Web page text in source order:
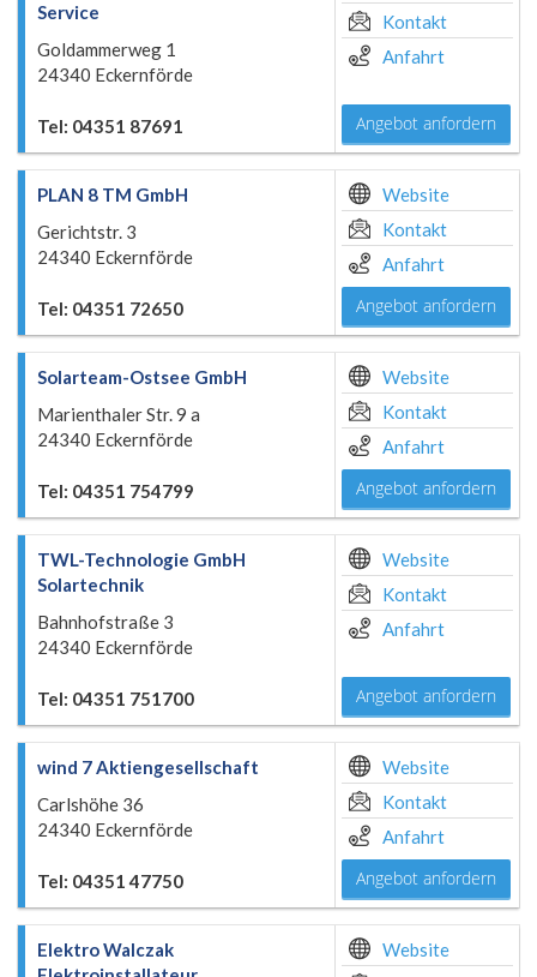
Service
Goldammerweg 1
24340 Eckernförde
Tel: 04351 87691
Kontakt
Anfahrt
Angebot anfordern
PLAN 8 TM GmbH
Gerichtstr. 3
24340 Eckernförde
Tel: 04351 72650
Website
Kontakt
Anfahrt
Angebot anfordern
Solarteam-Ostsee GmbH
Marienthaler Str. 9 a
24340 Eckernförde
Tel: 04351 754799
Website
Kontakt
Anfahrt
Angebot anfordern
TWL-Technologie GmbH
Solartechnik
Bahnhofstraße 3
24340 Eckernförde
Tel: 04351 751700
Website
Kontakt
Anfahrt
Angebot anfordern
wind 7 Aktiengesellschaft
Carlshöhe 36
24340 Eckernförde
Tel: 04351 47750
Website
Kontakt
Anfahrt
Angebot anfordern
Elektro Walczak
Website